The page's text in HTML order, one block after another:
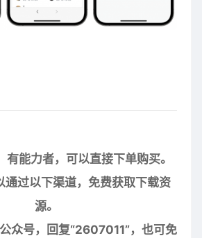
有能力者，可以直接下单购买。
通过以下渠道，免费获取下载资
源。
众号，回复“2607011”，也可免